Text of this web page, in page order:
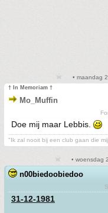
• maandag
† In Memoriam †
Mo_Muffin
Doe mij maar Lebbis.
"Ik zal nooit bij een club gaan die
• woensdag
n00biedoobiedoo
31-12-1981